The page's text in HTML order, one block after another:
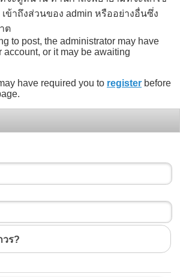
ข้าถึงส่วนของ admin หรืออย่างอื่นซึ่ง
ต
to post, the administrator may have
account, or it may be awaiting
have required you to register before
วร?